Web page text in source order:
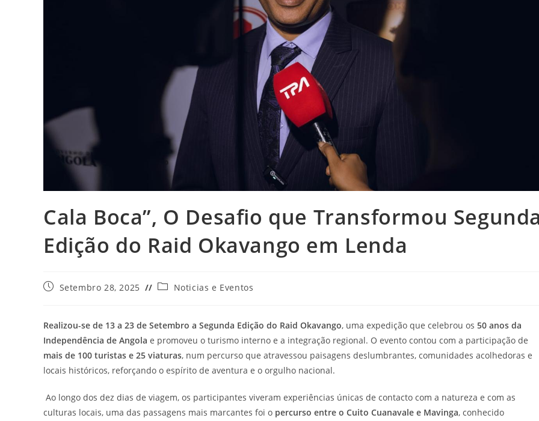
Cala Boca”, O Desafio que Transformou
Edição do Raid Okavango em Lenda
Setembro 28, 2025 Noticias e Eventos
Realizou-se de 13 a 23 de Setembro a Segunda Edição do Raid Okavango, uma expedição que celebrou os 50 anos da
Independência de Angola e promoveu o turismo interno e a integração regional. O evento contou com a participação de
mais de 100 turistas e 25 viaturas, num percurso que atravessou paisagens deslumbrantes, comunidades acolhedoras e
locais históricos, reforçando o espírito de aventura e o orgulho nacional.
Ao longo dos dez dias de viagem, os participantes viveram experiências únicas de contacto com a natureza e com as
culturas locais, uma das passagens mais marcantes foi o percurso entre o Cuito Cuanavale e Mavinga, conhecido